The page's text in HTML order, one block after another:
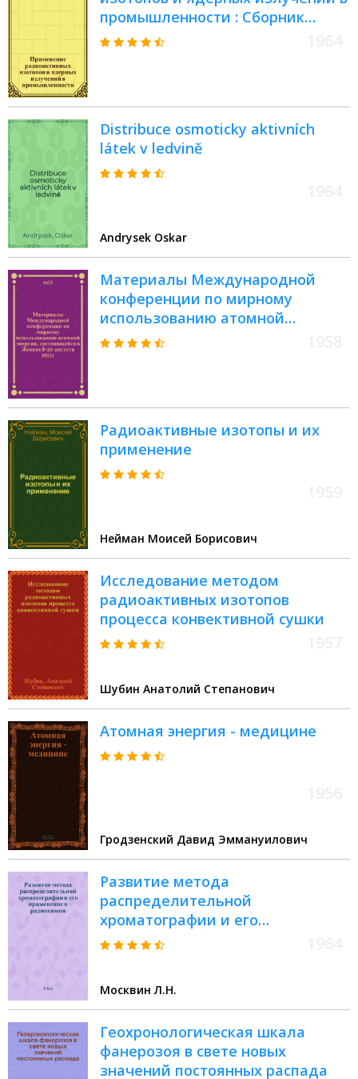
промышленности : Сборник
статей
Distribuce osmoticky aktivních
látek v ledvinĕ
Andrysek Oskar
Материалы Международной
конференции по мирному
использованию атомной
энергии, состоявшейся в Женеве
изотопов; дозиметрия
Радиоактивные изотопы и их
применение
Нейман Моисей Борисович
Исследование методом
радиоактивных изотопов
процесса конвективной сушки
Шубин Анатолий Степанович
Атомная энергия - медицине
Гродзенский Давид Эммануилович
Развитие метода
распределительной
хроматографии и его
применение в радиохимии :
наук
Москвин Л.Н.
Геохронологическая шкала
фанерозоя в свете новых
значений постоянных распада